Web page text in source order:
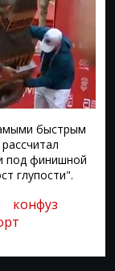
быстрым
под финишной
глупости".
конфуз